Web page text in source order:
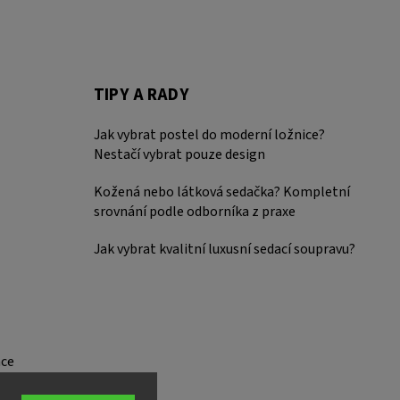
TIPY A RADY
Jak vybrat postel do moderní ložnice?
Nestačí vybrat pouze design
Kožená nebo látková sedačka? Kompletní
srovnání podle odborníka z praxe
Jak vybrat kvalitní luxusní sedací soupravu?